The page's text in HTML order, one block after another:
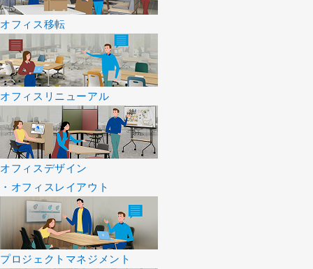
オフィス移転
オフィスリニューアル
オフィスデザイン
・オフィスレイアウト
プロジェクトマネジメント